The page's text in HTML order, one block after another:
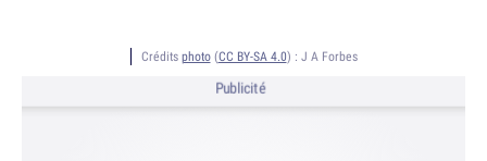
Crédits photo(CC BY-SA 4.0) : J A Forbes
Publicité